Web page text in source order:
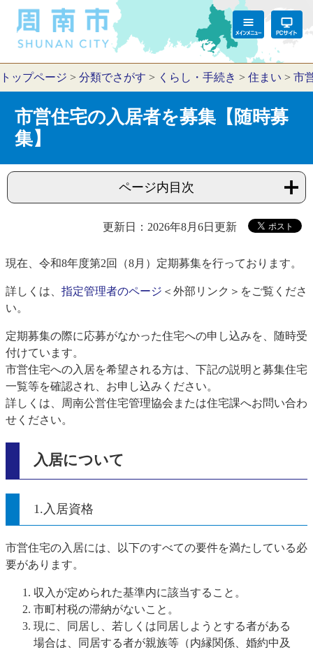
トップページ > 分類でさがす > くらし・手続き > 住まい > 市
市営住宅の入居者を募集【随時募
集】
ページ内目次
更新日：2026年8月6日更新
現在、令和8年度第2回（8月）定期募集を行っております。
詳しくは、 指定管理者のページ ＜外部リンク＞ をご覧くださ
い。
定期募集の際に応募がなかった住宅への申し込みを、随時受
付けています。
市営住宅への入居を希望される方は、下記の説明と募集住宅
一覧等を確認され、お申し込みください。
詳しくは、周南公営住宅管理協会または住宅課へお問い合わ
せください。
入居について
1.入居資格
市営住宅の入居には、以下のすべての要件を満たしている必
要があります。
収入が定められた基準内に該当すること。
市町村税の滞納がないこと。
現に、同居し、若しくは同居しようとする者がある
場合は、同居する者が親族等（内縁関係、婚約中及